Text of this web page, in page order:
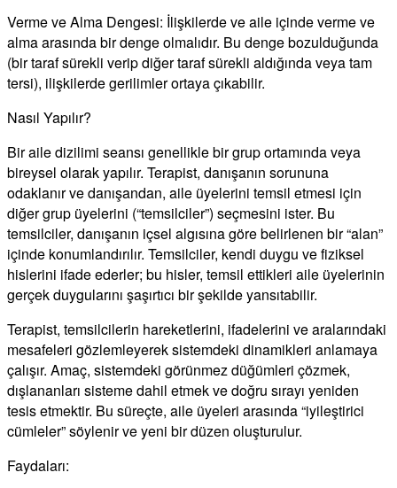
Verme ve Alma Dengesi: İlişkilerde ve aile içinde verme ve
alma arasında bir denge olmalıdır. Bu denge bozulduğunda
(bir taraf sürekli verip diğer taraf sürekli aldığında veya tam
tersi), ilişkilerde gerilimler ortaya çıkabilir.
Nasıl Yapılır?
​Bir aile dizilimi seansı genellikle bir grup ortamında veya
bireysel olarak yapılır. Terapist, danışanın sorununa
odaklanır ve danışandan, aile üyelerini temsil etmesi için
diğer grup üyelerini (“temsilciler”) seçmesini ister. Bu
temsilciler, danışanın içsel algısına göre belirlenen bir “alan”
içinde konumlandırılır. Temsilciler, kendi duygu ve fiziksel
hislerini ifade ederler; bu hisler, temsil ettikleri aile üyelerinin
gerçek duygularını şaşırtıcı bir şekilde yansıtabilir.
​Terapist, temsilcilerin hareketlerini, ifadelerini ve aralarındaki
mesafeleri gözlemleyerek sistemdeki dinamikleri anlamaya
çalışır. Amaç, sistemdeki görünmez düğümleri çözmek,
dışlananları sisteme dahil etmek ve doğru sırayı yeniden
tesis etmektir. Bu süreçte, aile üyeleri arasında “iyileştirici
cümleler” söylenir ve yeni bir düzen oluşturulur.
Faydaları: